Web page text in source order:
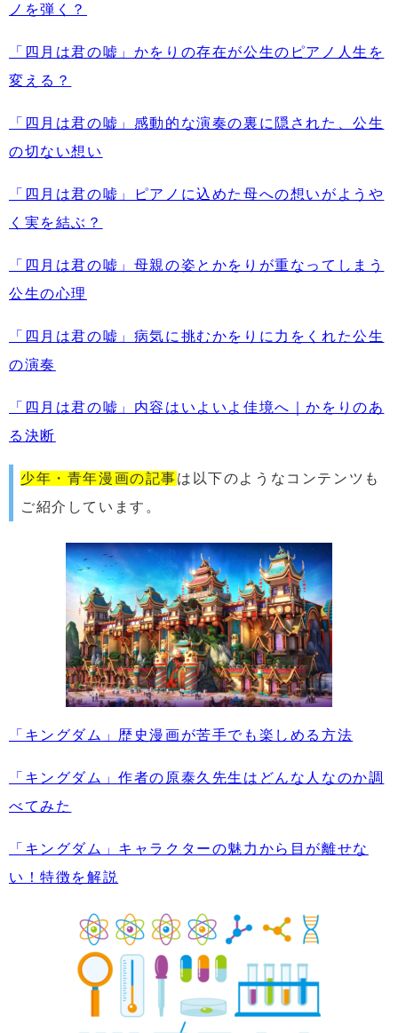
ノを弾く？
「四月は君の嘘」かをりの存在が公生のピアノ人生を
変える？
「四月は君の嘘」感動的な演奏の裏に隠された、公生
の切ない想い
「四月は君の嘘」ピアノに込めた母への想いがようや
く実を結ぶ？
「四月は君の嘘」母親の姿とかをりが重なってしまう
公生の心理
「四月は君の嘘」病気に挑むかをりに力をくれた公生
の演奏
「四月は君の嘘」内容はいよいよ佳境へ｜かをりのあ
る決断
少年・青年漫画の記事は以下のようなコンテンツも
ご紹介しています。
「キングダム」歴史漫画が苦手でも楽しめる方法
「キングダム」作者の原泰久先生はどんな人なのか調
べてみた
「キングダム」キャラクターの魅力から目が離せな
い！特徴を解説